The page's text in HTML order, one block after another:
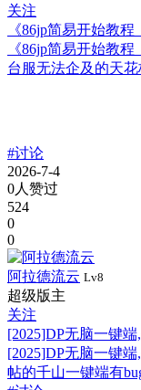
关注
《86jp简易开始教程
《86jp简易开始教
台服无法企及的天
#讨论
2026-7-4
0人赞过
524
0
0
阿拉德流云 Lv8
超级版主
关注
[2025]DP无脑一键
[2025]DP无脑一键
帖的千山一键端有